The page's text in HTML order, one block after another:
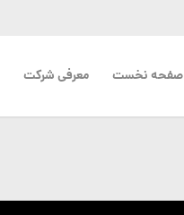
صفحه نخست معرفی شرکت